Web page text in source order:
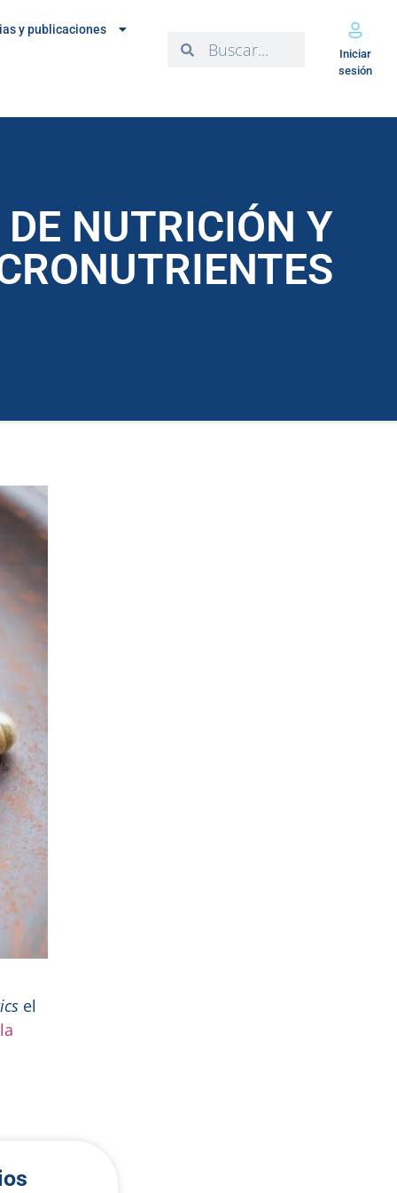
y publicaciones
Iniciar
sesión
NUTRICIÓN Y
el